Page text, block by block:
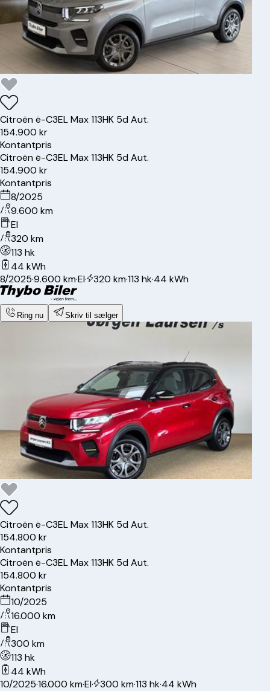
Citroënë-C3EL Max 113HK 5d Aut.
154.900 kr
Kontantpris
Citroënë-C3EL Max 113HK 5d Aut.
154.900 kr
Kontantpris
8/2025
9.600 km
El
320 km
113 hk
44 kWh
8/2025·9.600 km·El· 320 km·113 hk·44 kWh
Ring nu Skriv til sælger
Citroënë-C3EL Max 113HK 5d Aut.
154.800 kr
Kontantpris
Citroënë-C3EL Max 113HK 5d Aut.
154.800 kr
Kontantpris
10/2025
16.000 km
El
300 km
113 hk
44 kWh
10/2025·16.000 km·El· 300 km·113 hk·44 kWh